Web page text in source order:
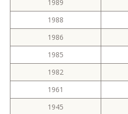
1989
1988
1986
1985
1982
1961
1945